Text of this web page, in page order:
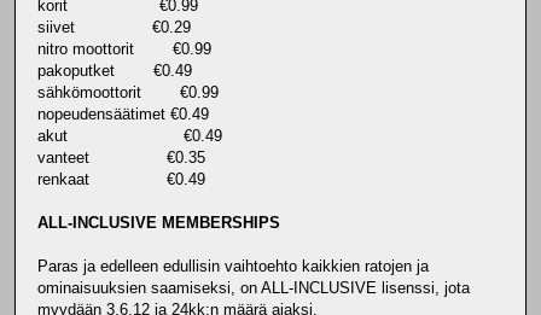
korit €0.99
siivet €0.29
nitro moottorit €0.99
pakoputket €0.49
sähkömoottorit €0.99
nopeudensäätimet €0.49
akut €0.49
vanteet €0.35
renkaat €0.49
ALL-INCLUSIVE MEMBERSHIPS
Paras ja edelleen edullisin vaihtoehto kaikkien ratojen ja
ominaisuuksien saamiseksi, on ALL-INCLUSIVE lisenssi, jota
myydään 3,6,12 ja 24kk:n määrä ajaksi.